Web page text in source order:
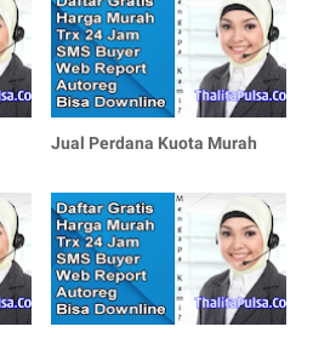
Jual Perdana Kuota Murah